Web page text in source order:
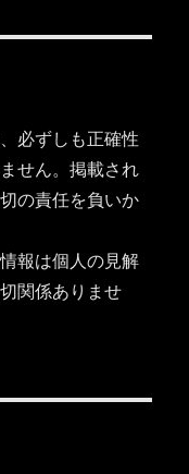
必ずしも正確性
せん。掲載され
の責任を負いか
報は個人の見解
関係ありませ